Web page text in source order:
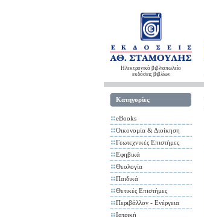
Ηλεκτρονικό βιβλιοπωλείο
εκδόσεις βιβλίων
Κατηγορίες
eBooks
Οικονομία & Διοίκηση
Γεωτεχνικές Επιστήμες
Εφηβικά
Θεολογία
Παιδικά
Θετικές Επιστήμες
Περιβάλλον - Ενέργεια
Ιατρική